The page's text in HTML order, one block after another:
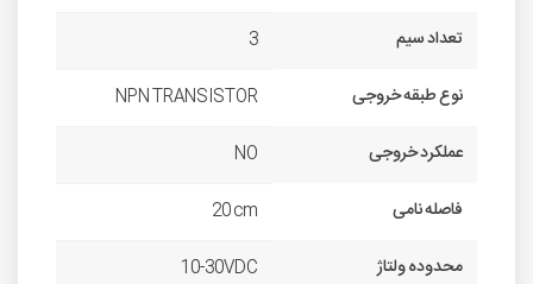
تعداد سیم
3
نوع طبقه خروجی
NPN TRANSISTOR
عملکرد خروجی
NO
فاصله نامی
20 cm
محدوده ولتاژ
10-30VDC